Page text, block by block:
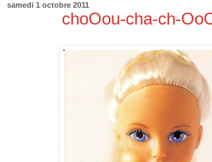
samedi 1 octobre 2011
choOou-cha-ch-